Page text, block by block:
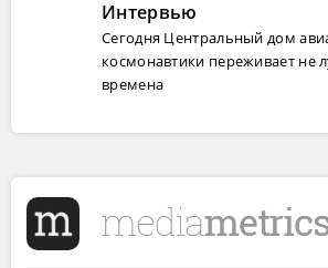
Интервью
Сегодня Центральный дом
космонавтики переживает не
времена